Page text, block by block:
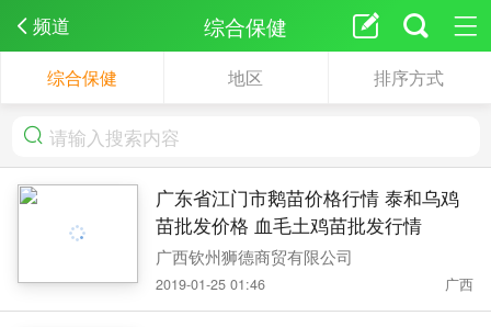
频道 综合保健
综合保健 地区 排序方式
广东省江门市鹅苗价格行情 泰和乌鸡
苗批发价格 血毛土鸡苗批发行情
广西钦州狮德商贸有限公司
2019-01-25 01:46 广西